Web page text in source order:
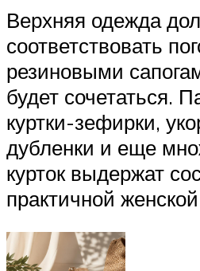
Верхняя одежда
соответствовать
резиновыми
будет сочетаться.
куртки-зефирки,
дубленки и еще
курток выдержат
практичной